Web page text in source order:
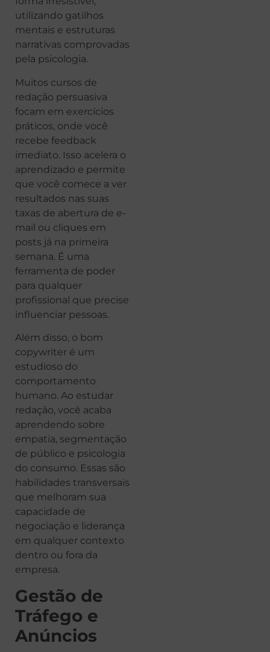
utilizando gatilhos
mentais e estruturas
narrativas comprovadas
pela psicologia.
Muitos cursos de
redação persuasiva
focam em exercícios
práticos, onde você
recebe feedback
imediato. Isso acelera o
aprendizado e permite
que você comece a ver
resultados nas suas
taxas de abertura de e-
mail ou cliques em
posts já na primeira
semana. É uma
ferramenta de poder
para qualquer
profissional que precise
influenciar pessoas.
Além disso, o bom
copywriter é um
estudioso do
comportamento
humano. Ao estudar
redação, você acaba
aprendendo sobre
empatia, segmentação
de público e psicologia
do consumo. Essas são
habilidades transversais
que melhoram sua
capacidade de
negociação e liderança
em qualquer contexto
dentro ou fora da
empresa.
Gestão de
Tráfego e
Anúncios